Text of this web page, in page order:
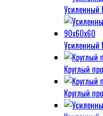
Усиленный
Усиленный
Круглый
Круглый